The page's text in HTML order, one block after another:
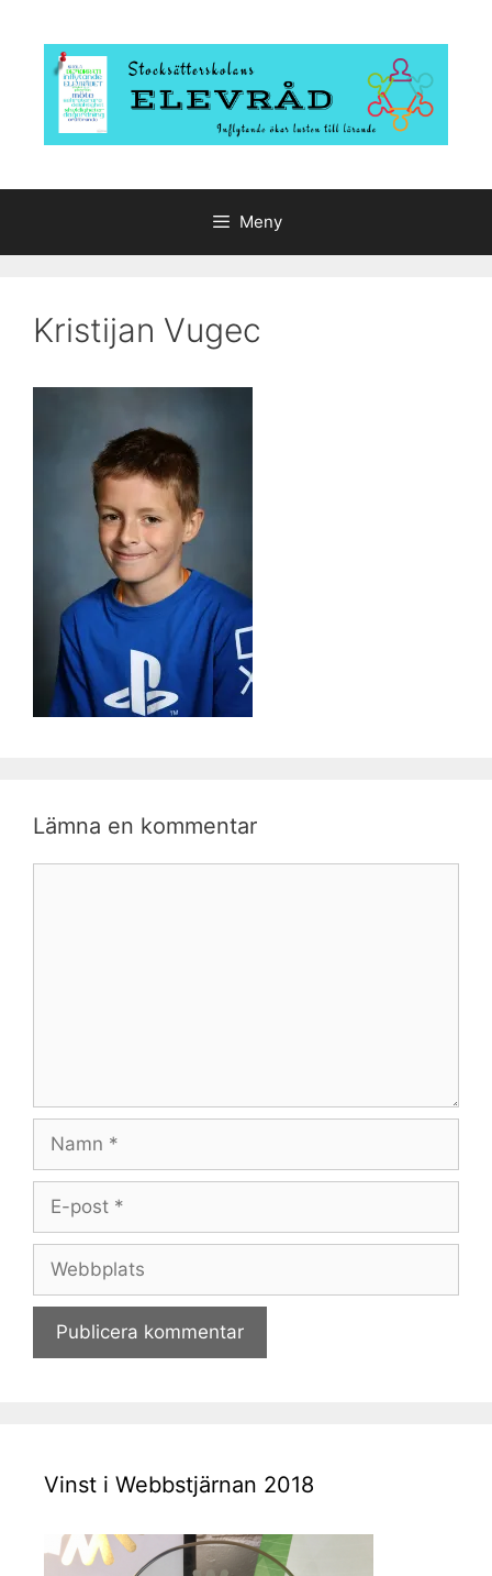
innehåll
Meny
Kristijan Vugec
Lämna en kommentar
Namn
Webbplats
Vinst i Webbstjärnan 2018